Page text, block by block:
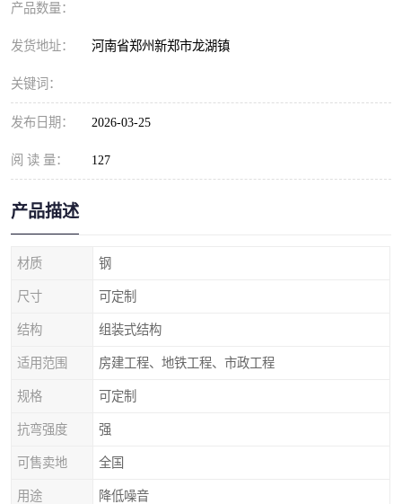
产品数量：
发货地址： 河南省郑州新郑市龙湖镇
关键词：
发布日期： 2026-03-25
阅 读 量： 127
产品描述
材质 钢
尺寸 可定制
结构 组装式结构
适用范围 房建工程、地铁工程、市政工程
规格 可定制
抗弯强度 强
可售卖地 全国
用途 降低噪音